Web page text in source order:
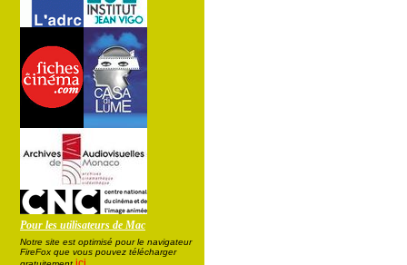
Pour les utilisateurs de Mac
Notre site est optimisé pour le navigateur
FireFox que vous pouvez télécharger